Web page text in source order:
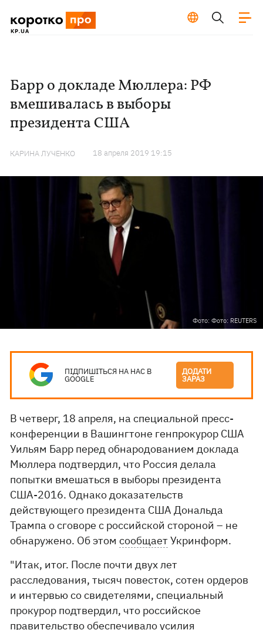
Барр о докладе Мюллера: РФ
вмешивалась в выборы
президента США
КАРИНА ЛУЧЕНКО 18 апреля 2019 19:15
Фото: Фото: REUTERS
ПІДПИШІТЬСЯ НА НАС В
GOOGLE
ДОДАТИ
ЗАРАЗ
В четверг, 18 апреля, на специальной пресс-
конференции в Вашингтоне генпрокурор США
Уильям Барр перед обнародованием доклада
Мюллера подтвердил, что Россия делала
попытки вмешаться в выборы президента
США-2016. Однако доказательств
действующего президента США Дональда
Трампа о сговоре с российской стороной – не
обнаружено. Об этомсообщаетУкринформ.
"Итак, итог. После почти двух лет
расследования, тысяч повесток, сотен ордеров
и интервью со свидетелями, специальный
прокурор подтвердил, что российское
правительство обеспечивало усилия